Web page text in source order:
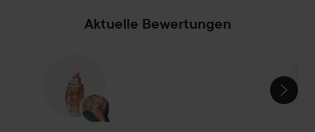
Aktuelle Bewertungen
SEKTION ÜBERSPRINGEN